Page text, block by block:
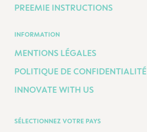
PREEMIE INSTRUCTIONS
INFORMATION
MENTIONS LÉGALES
POLITIQUE DE CONFIDENTIALITÉ
INNOVATE WITH US
SÉLECTIONNEZ VOTRE PAYS